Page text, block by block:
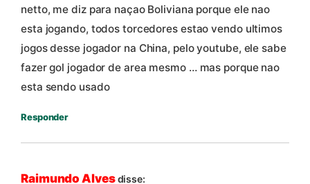
netto, me diz para naçao Boliviana porque ele nao
esta jogando, todos torcedores estao vendo ultimos
jogos desse jogador na China, pelo youtube, ele sabe
fazer gol jogador de area mesmo … mas porque nao
esta sendo usado
Responder
Raimundo Alvesdisse: